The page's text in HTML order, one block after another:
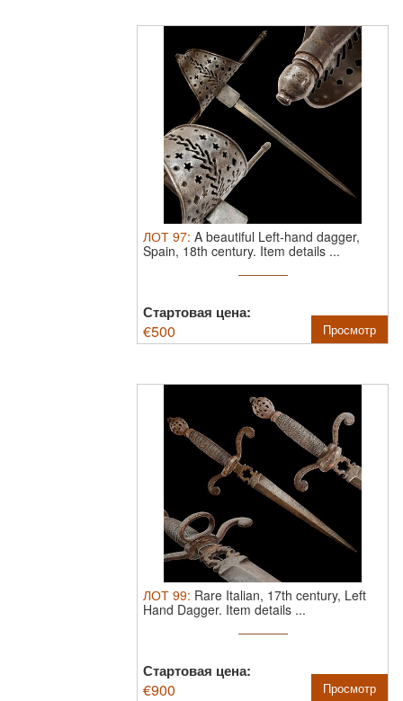
ЛОТ 97: A beautiful Left-hand dagger,
Spain, 18th century. Item details ...
Стартовая цена:
€500 Просмотр
ЛОТ 99: Rare Italian, 17th century, Left
Hand Dagger. Item details ...
Стартовая цена:
€900 Просмотр